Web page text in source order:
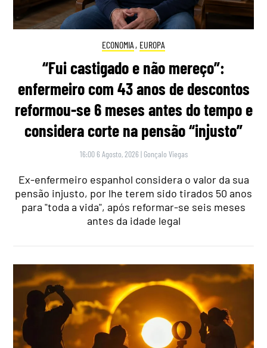
ECONOMIA , EUROPA
“Fui castigado e não mereço”:
enfermeiro com 43 anos de descontos
reformou-se 6 meses antes do tempo e
considera corte na pensão “injusto”
16:00 6 Agosto, 2026 | Gonçalo Viegas
Ex-enfermeiro espanhol considera o valor da sua
pensão injusto, por lhe terem sido tirados 50 anos
para "toda a vida", após reformar-se seis meses
antes da idade legal